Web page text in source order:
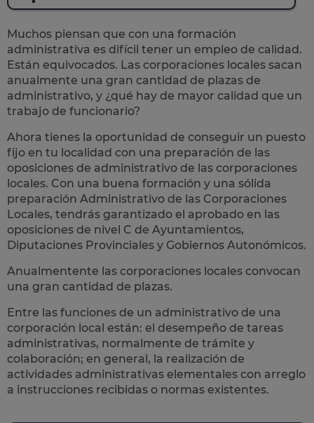
Muchos piensan que con una formación
administrativa es difícil tener un empleo de calidad.
Están equivocados. Las corporaciones locales sacan
anualmente una gran cantidad de plazas de
administrativo, y ¿qué hay de mayor calidad que un
trabajo de funcionario?
Ahora tienes la oportunidad de conseguir un puesto
fijo en tu localidad con una preparación de las
oposiciones de administrativo de las corporaciones
locales. Con una buena formación y una sólida
preparación Administrativo de las Corporaciones
Locales, tendrás garantizado el aprobado en las
oposiciones de nivel C de Ayuntamientos,
Diputaciones Provinciales y Gobiernos Autonómicos.
Anualmentente las corporaciones locales convocan
una gran cantidad de plazas.
Entre las funciones de un administrativo de una
corporación local están: el desempeño de tareas
administrativas, normalmente de trámite y
colaboración; en general, la realización de
actividades administrativas elementales con arreglo
a instrucciones recibidas o normas existentes.